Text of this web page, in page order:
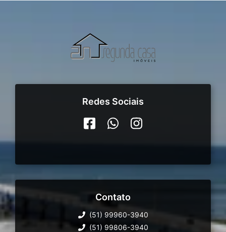
Redes Sociais
Contato
(51) 99960-3940
(51) 99806-3940